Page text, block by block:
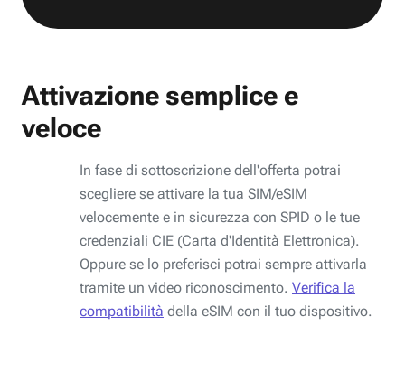
Attivazione semplice e
veloce
In fase di sottoscrizione dell'offerta potrai
scegliere se attivare la tua SIM/eSIM
velocemente e in sicurezza con SPID o le tue
credenziali CIE (Carta d'Identità Elettronica).
Oppure se lo preferisci potrai sempre attivarla
tramite un video riconoscimento. Verifica la
compatibilità della eSIM con il tuo dispositivo.